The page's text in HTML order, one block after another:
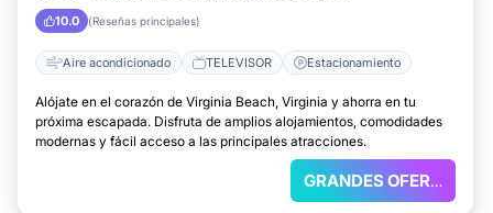
10.0 (Reseñas principales)
Aire acondicionado TELEVISOR Estacionamiento
Alójate en el corazón de Virginia Beach, Virginia y ahorra en tu
próxima escapada. Disfruta de amplios alojamientos, comodidades
modernas y fácil acceso a las principales atracciones.
GRANDES OFERTAS